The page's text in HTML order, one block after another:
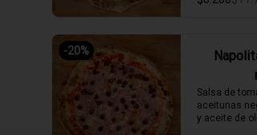
-20%
Salsa de
aceitunas
y aceite de